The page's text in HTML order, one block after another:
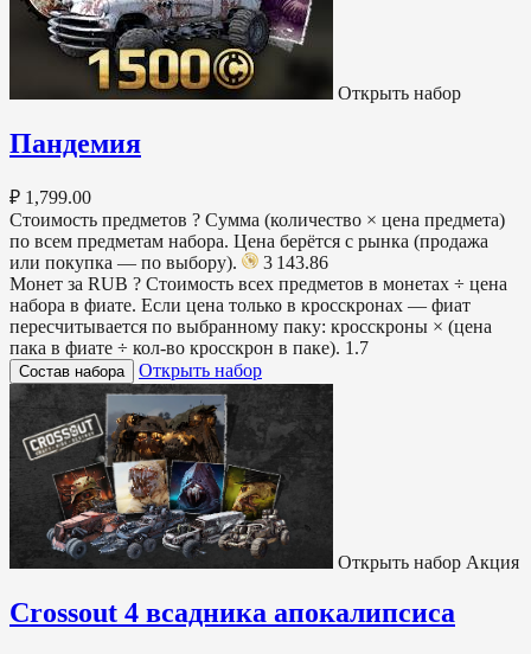
Открыть набор
Пандемия
₽ 1,799.00
Стоимость предметов ? Сумма (количество × цена предмета)
по всем предметам набора. Цена берётся с рынка (продажа
или покупка — по выбору).
3 143.86
Монет за RUB ? Стоимость всех предметов в монетах ÷ цена
набора в фиате. Если цена только в кросскронах — фиат
пересчитывается по выбранному паку: кросскроны × (цена
пака в фиате ÷ кол-во кросскрон в паке). 1.7
Состав набора Открыть набор
Открыть набор Акция
Crossout 4 всадника апокалипсиса